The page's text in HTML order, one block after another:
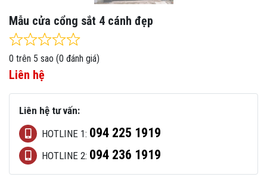
Mẫu cửa cổng sắt 4 cánh đẹp
Rated0 out of 5
0 trên 5 sao (0 đánh giá)
Liên hệ
Liên hệ tư vấn:
HOTLINE 1: 094 225 1919
HOTLINE 2: 094 236 1919